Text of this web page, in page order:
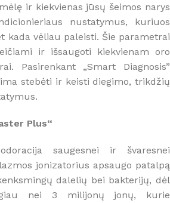
ir kiekvienas jūsų šeimos narys
nustatymus, kuriuos
kada vėliau paleisti. Šie parametrai
ir išsaugoti kiekvienam oro
Pasirenkant „Smart Diagnosis”
stebėti ir keisti diegimo, trikdžių
Plus“
saugesnei ir švaresnei
jonizatorius apsaugo patalpą
dalelių bei bakterijų, dėl
nei 3 milijonų jonų, kurie